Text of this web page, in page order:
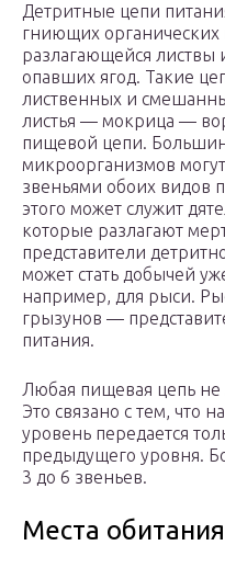
Детритные цепи
гниющих
разлагающейся листвы
опавших ягод. Такие
лиственных и
листья — мокрица —
пищевой цепи.
микроорганизмов
звеньями обоих видов
этого может служит
которые разлагают
представители
может стать добычей
например, для рыси.
грызунов —
питания.
Любая пищевая цепь
Это связано с тем, что
уровень передается
предыдущего уровня.
3 до 6 звеньев.
Места обитания